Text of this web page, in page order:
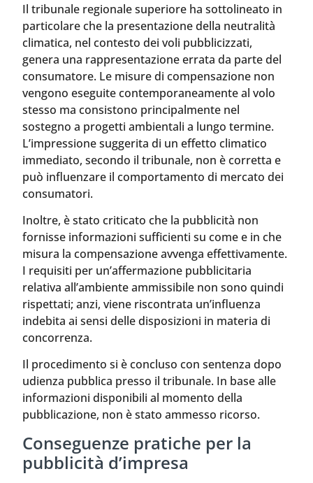
Il tribunale regionale superiore ha sottolineato in
particolare che la presentazione della neutralità
climatica, nel contesto dei voli pubblicizzati,
genera una rappresentazione errata da parte del
consumatore. Le misure di compensazione non
vengono eseguite contemporaneamente al volo
stesso ma consistono principalmente nel
sostegno a progetti ambientali a lungo termine.
L’impressione suggerita di un effetto climatico
immediato, secondo il tribunale, non è corretta e
può influenzare il comportamento di mercato dei
consumatori.
Inoltre, è stato criticato che la pubblicità non
fornisse informazioni sufficienti su come e in che
misura la compensazione avvenga effettivamente.
I requisiti per un’affermazione pubblicitaria
relativa all’ambiente ammissibile non sono quindi
rispettati; anzi, viene riscontrata un’influenza
indebita ai sensi delle disposizioni in materia di
concorrenza.
Il procedimento si è concluso con sentenza dopo
udienza pubblica presso il tribunale. In base alle
informazioni disponibili al momento della
pubblicazione, non è stato ammesso ricorso.
Conseguenze pratiche per la
pubblicità d’impresa